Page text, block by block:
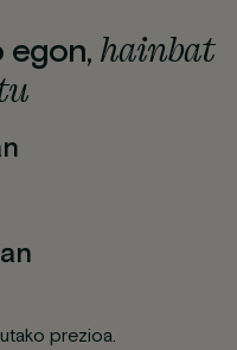
egon, hainbat
prezioa.